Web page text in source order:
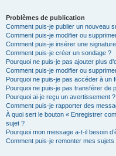
Problèmes de publication
Comment puis-je publier un nouveau
Comment puis-je modifier ou
Comment puis-je insérer une
Comment puis-je créer un sondage ?
Pourquoi ne puis-je pas ajouter plus
Comment puis-je modifier ou
Pourquoi ne puis-je pas accéder à un
Pourquoi ne puis-je pas transférer de
Pourquoi ai-je reçu un avertissement ?
Comment puis-je rapporter des
À quoi sert le bouton « Enregistrer
sujet ?
Pourquoi mon message a-t-il besoin
Comment puis-je remonter mes sujets